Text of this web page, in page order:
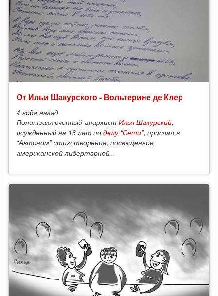
От Ильи Шакурского - Вольтерине де Клер
4 года назад
Политзаключенный-анархист Илья Шакурский,
осужденный на 16 лет по делу “Сети”, прислал в
“Автоном” стихотворение, посвященное
американской либертарной...